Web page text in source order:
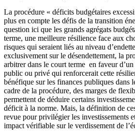
La procédure « déficits budgétaires
plus en compte les défis de la transition
question ici que les grands agrégats
terme, une meilleure résilience face aux
risques qui seraient liés au niveau
exclusivement sur le désendettement, la
arbitrer dans le court terme en faveur
public ou privé qui renforcerait cette
bénéfique sur les finances publiques dans
cadre de la procédure, des marges de
permettent de déduire certains
déficit à la norme. Mais, la définition de
revue pour privilégier les investissements
impact vérifiable sur le verdissement de